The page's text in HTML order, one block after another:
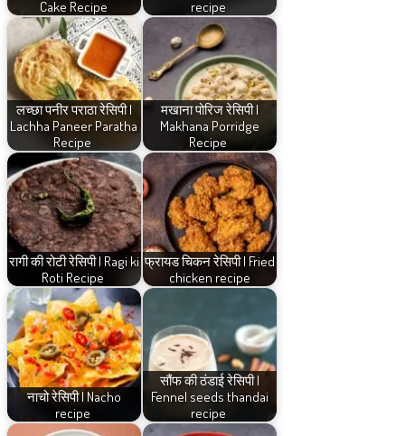
Cake Recipe recipe
लच्छा पनीर पराठा रेसिपी |
Lachha Paneer Paratha
Recipe
मखाना पोरिज रेसिपी |
Makhana Porridge
Recipe
रागी की रोटी रेसिपी | Ragi ki
Roti Recipe
फ्रायड चिकन रेसिपी | Fried
chicken recipe
नाचो रेसिपी | Nacho
recipe
सौंफ की ठंडाई रेसिपी |
Fennel seeds thandai
recipe